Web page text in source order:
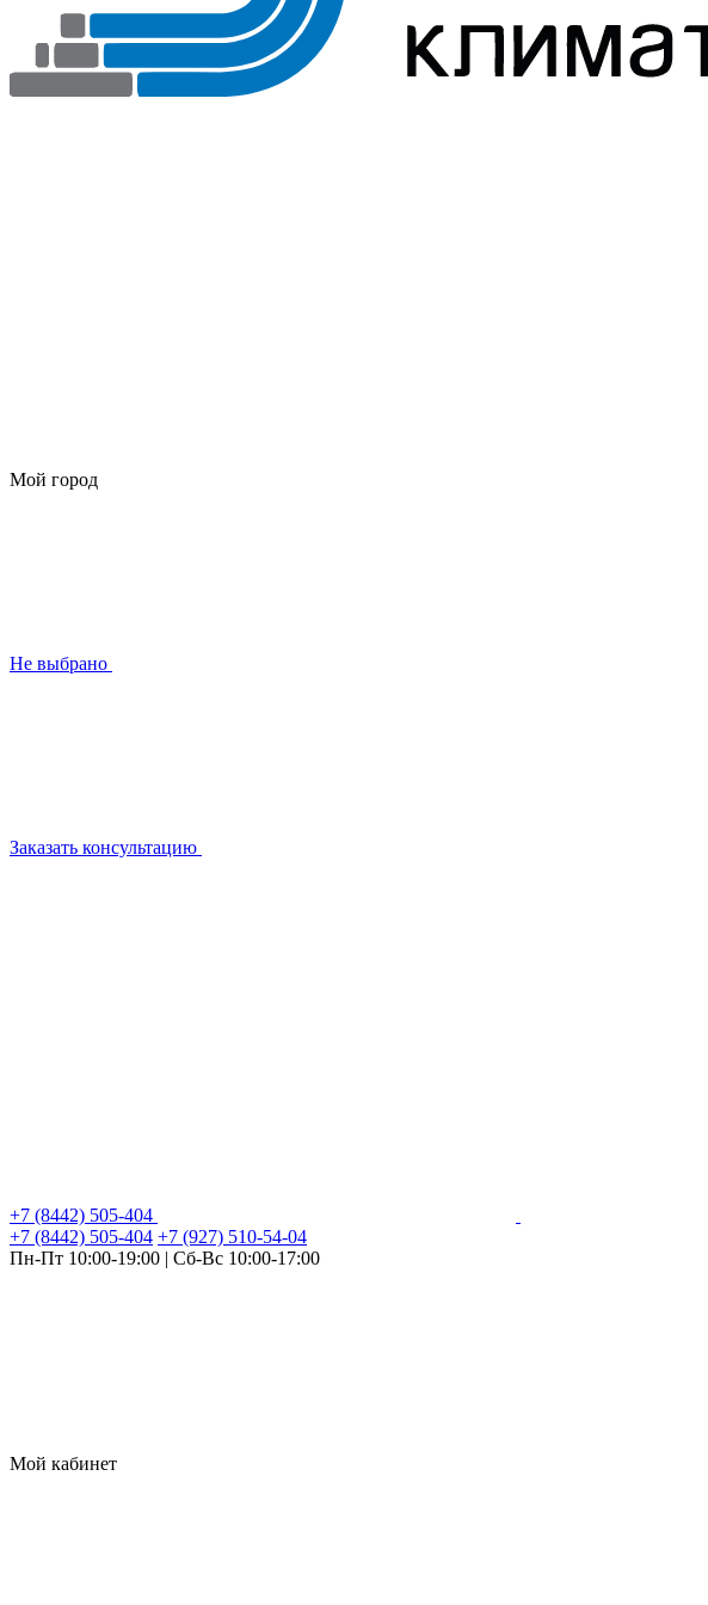
Мой город
Не выбрано
Заказать консультацию
+7 (8442) 505-404
+7 (8442) 505-404 +7 (927) 510-54-04
Пн-Пт 10:00-19:00 | Сб-Вс 10:00-17:00
Мой кабинет